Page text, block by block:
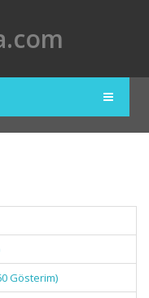
Gösterim)